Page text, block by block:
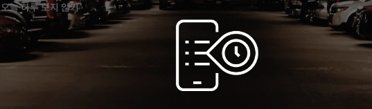
오늘 하루 보지 않기